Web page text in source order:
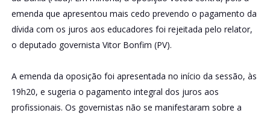
emenda que apresentou mais cedo prevendo o pagamento da
dívida com os juros aos educadores foi rejeitada pelo relator,
o deputado governista Vitor Bonfim (PV).
A emenda da oposição foi apresentada no início da sessão, às
19h20, e sugeria o pagamento integral dos juros aos
profissionais. Os governistas não se manifestaram sobre a